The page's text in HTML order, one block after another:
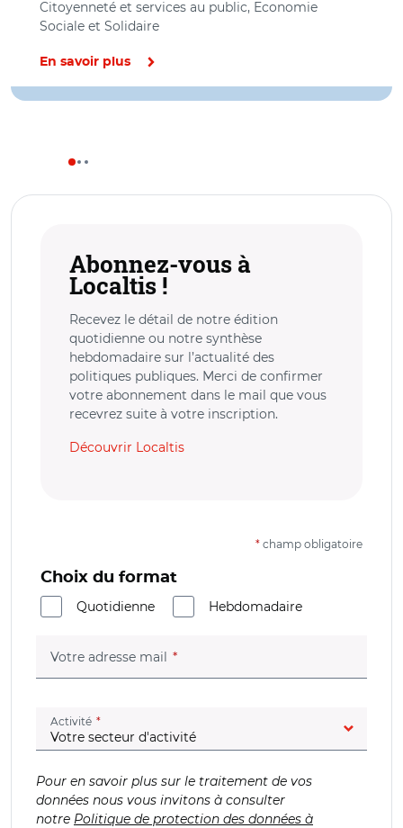
Citoyenneté et services au public, Economie
Sociale et Solidaire
En savoir plus
Abonnez-vous à
Localtis !
Recevez le détail de notre édition
quotidienne ou notre synthèse
hebdomadaire sur l’actualité des
politiques publiques. Merci de confirmer
votre abonnement dans le mail que vous
recevrez suite à votre inscription.
Découvrir Localtis
* champ obligatoire
Choix du format
Quotidienne
Hebdomadaire
Votre adresse mail (champ obligatoire)
Activité (champ obligatoire)
Pour en savoir plus sur le traitement de vos
données nous vous invitons à consulter
notre Politique de protection des données à